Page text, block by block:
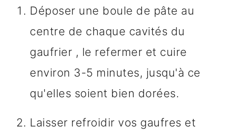
Déposer une boule de pâte au
centre de chaque cavités du
gaufrier , le refermer et cuire
environ 3-5 minutes, jusqu'à ce
qu'elles soient bien dorées.
Laisser refroidir vos gaufres et